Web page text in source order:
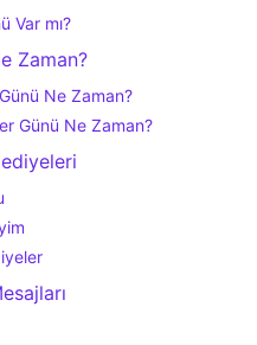
Var mı?
Zaman?
Ne Zaman?
Günü Ne Zaman?